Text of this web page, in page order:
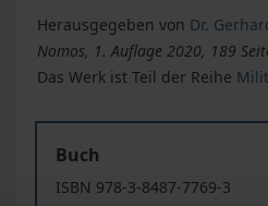
Herausgegeben von Dr.
Nomos, 1. Auflage 2020, 189
Das Werk ist Teil der Reihe
Buch
ISBN 978-3-8487-7769-3